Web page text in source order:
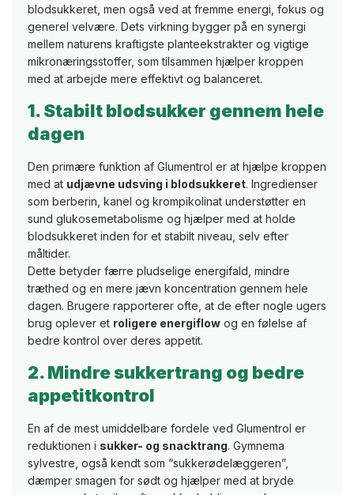
blodsukkeret, men også ved at fremme energi, fokus og
generel velvære. Dets virkning bygger på en synergi
mellem naturens kraftigste planteekstrakter og vigtige
mikronæringsstoffer, som tilsammen hjælper kroppen
med at arbejde mere effektivt og balanceret.
1. Stabilt blodsukker gennem hele
dagen
Den primære funktion af Glumentrol er at hjælpe kroppen
med at udjævne udsving i blodsukkeret. Ingredienser
som berberin, kanel og krompikolinat understøtter en
sund glukosemetabolisme og hjælper med at holde
blodsukkeret inden for et stabilt niveau, selv efter
måltider.
Dette betyder færre pludselige energifald, mindre
træthed og en mere jævn koncentration gennem hele
dagen. Brugere rapporterer ofte, at de efter nogle ugers
brug oplever et roligere energiflow og en følelse af
bedre kontrol over deres appetit.
2. Mindre sukkertrang og bedre
appetitkontrol
En af de mest umiddelbare fordele ved Glumentrol er
reduktionen i sukker- og snacktrang. Gymnema
sylvestre, også kendt som “sukkerødelæggeren”,
dæmper smagen for sødt og hjælper med at bryde